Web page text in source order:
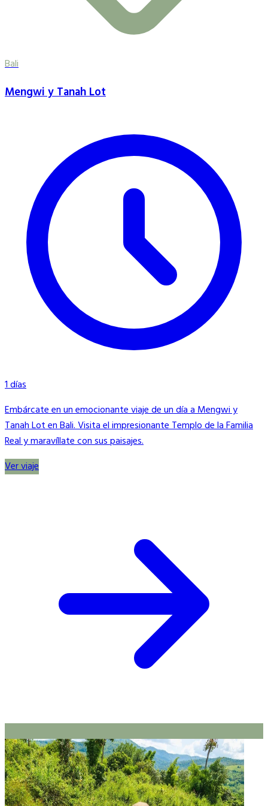
Bali
Mengwi y Tanah Lot
1 días
Embárcate en un emocionante viaje de un día a Mengwi y
Tanah Lot en Bali. Visita el impresionante Templo de la Familia
Real y maravíllate con sus paisajes.
Ver viaje